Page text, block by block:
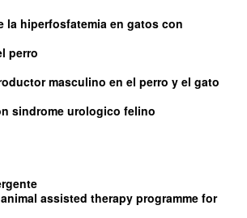
hiperfosfatemia en gatos con
perro
masculino en el perro y el gato
sindrome urologico felino
assisted therapy programme for